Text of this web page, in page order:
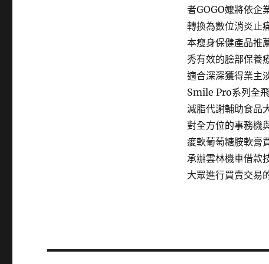
者GOGO嬤將依企
轉換為數位消炎止
本瘦身保健產品推
秀有效的臉部保養
適合深深獲得業主
Smile Pro系列全
減脂代謝輔助食品
對全方位的事務機
痠軟葡萄糖胺軟膏
承辦雲林機車借款
大眾進行買賣交易